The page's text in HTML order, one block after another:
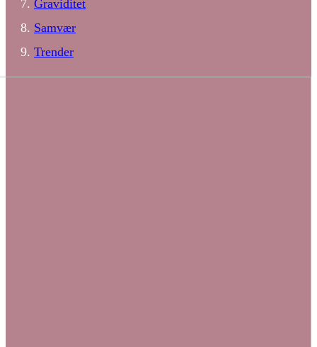
Graviditet
Samvær
Trender